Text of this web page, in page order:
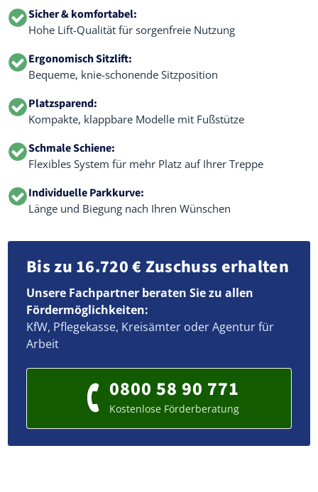
Sicher & komfortabel:
Hohe Lift-Qualität für sorgenfreie Nutzung
Ergonomisch Sitzlift:
Bequeme, knie-schonende Sitzposition
Platzsparend:
Kompakte, klappbare Modelle mit Fußstütze
Schmale Schiene:
Flexibles System für mehr Platz auf Ihrer Treppe
Individuelle Parkkurve:
Länge und Biegung nach Ihren Wünschen
Bis zu 16.720 € Zuschuss erhalten
Unsere Fachpartner beraten Sie zu allen
Fördermöglichkeiten:
KfW, Pflegekasse, Kreisämter oder Agentur für
Arbeit
0800 58 90 771
Kostenlose Förderberatung